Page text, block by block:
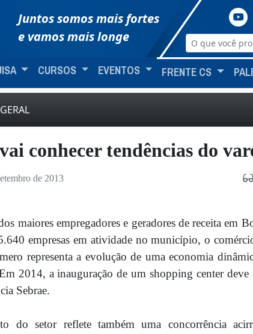
Juntos somos mais fortes
e vamos mais longe
CURSOS EVENTOS FRENTE CS
GERAL
conhecer tendências do
de 2013
maiores empregadores e geradores de receita em
empresas em atividade no município, o
representa a evolução de uma economia
2014, a inauguração de um shopping center
Sebrae.
do setor reflete também uma concorrência